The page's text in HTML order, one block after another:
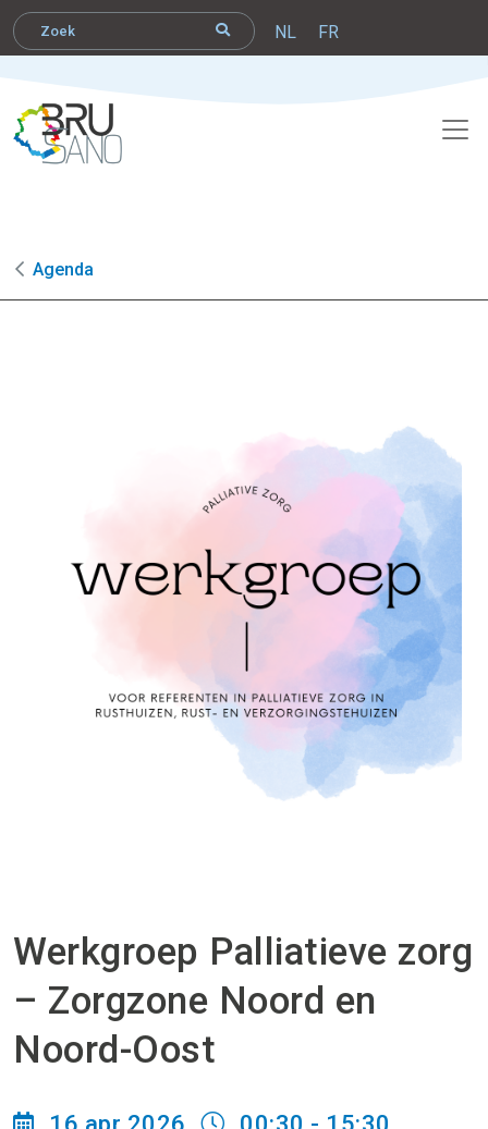
NL FR
Agenda
Werkgroep Palliatieve zorg
– Zorgzone Noord en
Noord-Oost